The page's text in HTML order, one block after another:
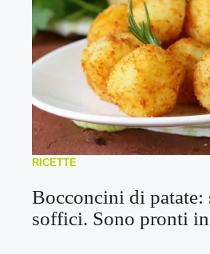
RICETTE
Bocconcini di patate:
soffici. Sono pronti